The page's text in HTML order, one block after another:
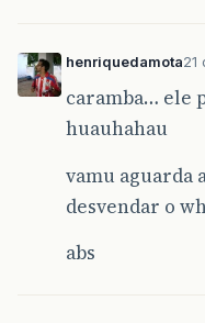
henriquedamota21
caramba… ele
huauhahau
vamu aguarda
desvendar o
abs